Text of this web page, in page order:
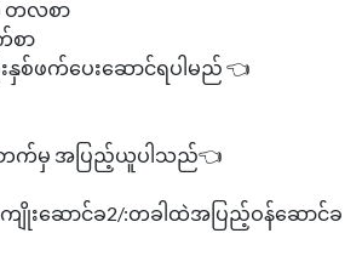
တလစာ
စာ
နှစ်ဖက်ပေးဆောင်ရပါမည် 👈
ဘက်မှ အပြည့်ယူပါသည်👈
ကျိုးဆောင်ခ2/:တခါထဲအပြည့်ဝန်ဆောင်ခ